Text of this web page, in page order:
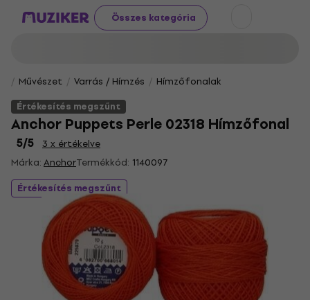
Összes kategória
Művészet Varrás / Hímzés
Hímzőfonalak
Értékesítés megszűnt
Anchor Puppets Perle 02318 Hímzőfonal
5/5
3 x értékelve
Márka:AnchorTermékkód: 1140097
Értékesítés megszűnt